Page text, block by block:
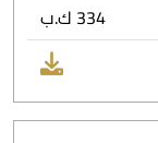
334 ك.ب